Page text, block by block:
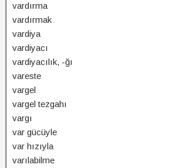
vardırma
vardırmak
vardiya
vardiyacı
vardiyacılık, -ğı
vareste
vargel
vargel tezgahı
vargı
var gücüyle
var hızıyla
varılabilme